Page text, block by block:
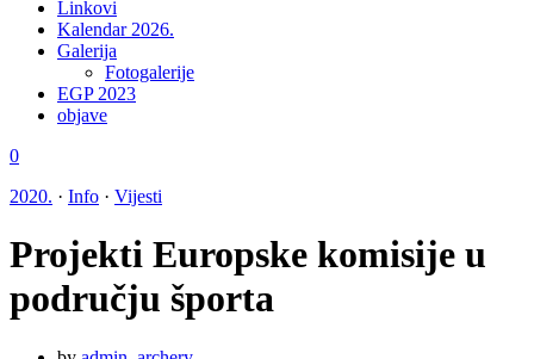
Linkovi
Kalendar 2026.
Galerija
Fotogalerije
EGP 2023
objave
0
2020. · Info · Vijesti
Projekti Europske komisije u
području športa